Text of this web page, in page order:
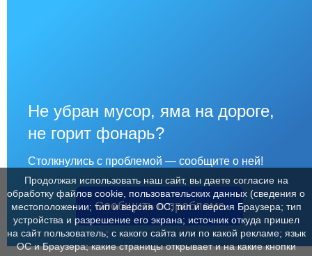
Не убран мусор, яма на дороге,
не горит фонарь?
Столкнулись с проблемой — сообщите о ней!
Сообщить о проблеме
Продолжая использовать наш сайт, вы даете согласие на
обработку файлов cookie, пользовательских данных (сведения о
местоположении; тип и версия ОС; тип и версия Браузера; тип
устройства и разрешение его экрана; источник откуда пришел
на сайт пользователь; с какого сайта или по какой рекламе; язык
ОС и Браузера; какие страницы открывает и на какие кнопки